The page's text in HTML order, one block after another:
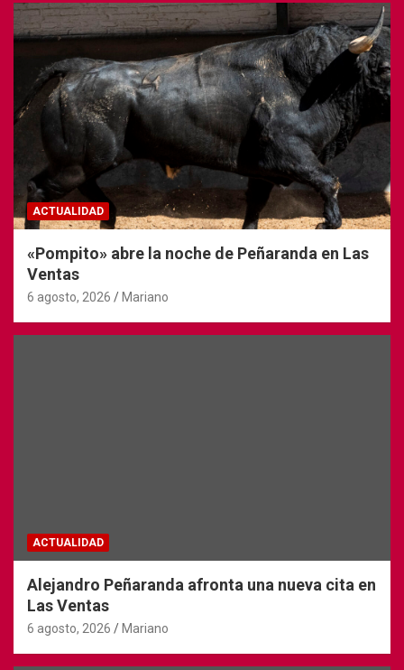
ACTUALIDAD
«Pompito» abre la noche de Peñaranda en Las
Ventas
6 agosto, 2026 Mariano
ACTUALIDAD
Alejandro Peñaranda afronta una nueva cita en
Las Ventas
6 agosto, 2026 Mariano